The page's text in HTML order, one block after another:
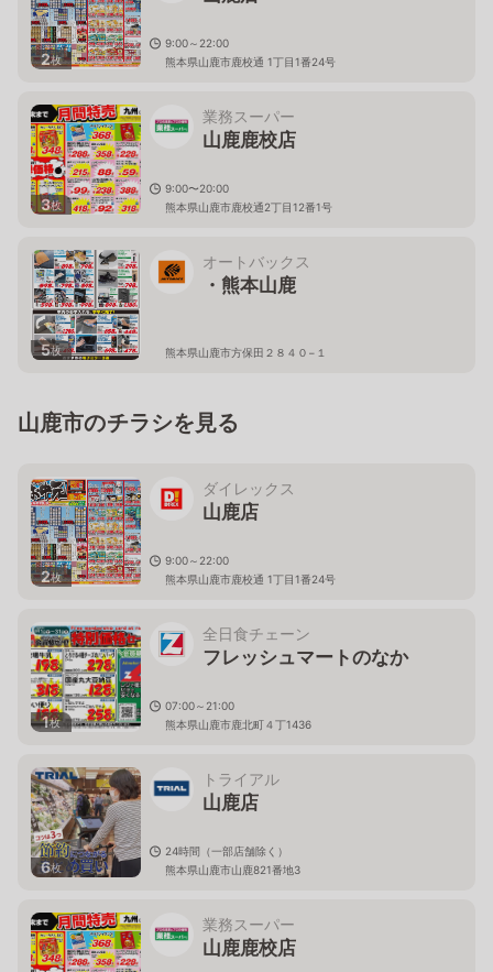
2枚
9:00～22:00
熊本県山鹿市鹿校通 1丁目1番24号
3枚
業務スーパー
山鹿鹿校店
9:00〜20:00
熊本県山鹿市鹿校通2丁目12番1号
5枚
オートバックス
・熊本山鹿
熊本県山鹿市方保田２８４０−１
山鹿市のチラシを見る
2枚
ダイレックス
山鹿店
9:00～22:00
熊本県山鹿市鹿校通 1丁目1番24号
1枚
全日食チェーン
フレッシュマートのなか
07:00～21:00
熊本県山鹿市鹿北町４丁1436
6枚
トライアル
山鹿店
24時間（一部店舗除く）
熊本県山鹿市山鹿821番地3
業務スーパー
山鹿鹿校店